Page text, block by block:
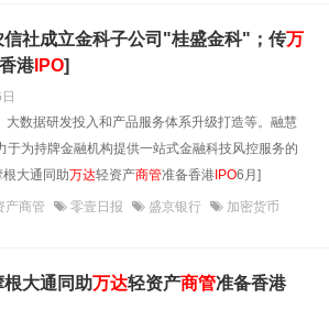
信社成立金科子公司"桂盛金科"；传万
港IPO]
大数据研发投入和产品服务体系升级打造等。融慧
于为持牌金融机构提供一站式金融科技风控服务的
大通同助万达轻资产商管准备香港IPO6月]
产商管 零壹日报 盛京银行 加密货币
根大通同助万达轻资产商管准备香港